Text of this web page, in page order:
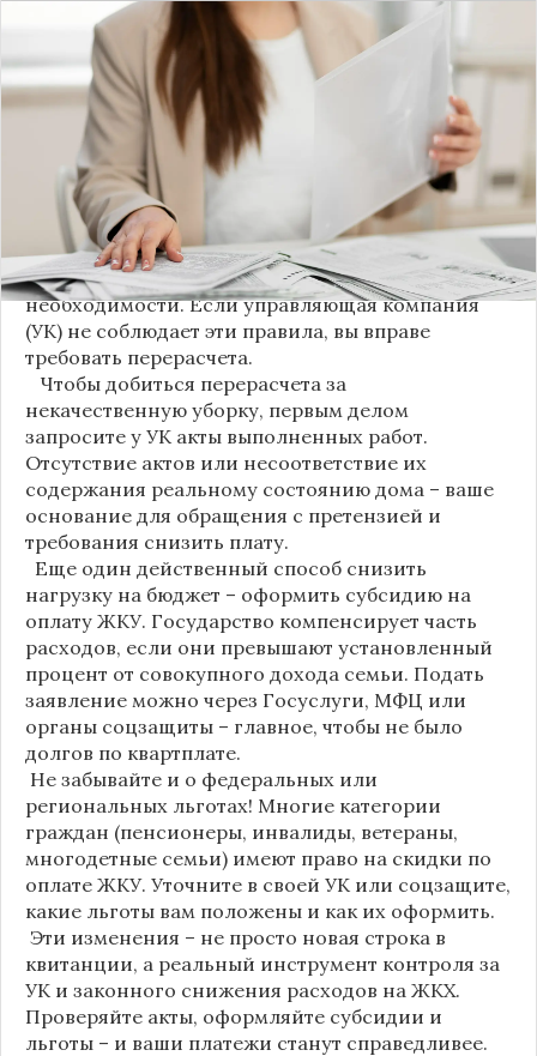
С 1 августа в квитанциях за жилищно-
коммунальные услуги введено важное
новшество. Как поясняет автор канала "ВЗО
ProДеньги", теперь уборка мест общего
пользования (МОП) выделена в отдельную
строку. Это дает жильцам четкое понимание, за
что именно они платят.
Новые нормы строго регламентируют частоту
уборки: мытье полов и лестниц должно
проводиться несколько раз в неделю, удаление
пыли – еженедельно, а уборка снега – по мере
необходимости. Если управляющая компания
(УК) не соблюдает эти правила, вы вправе
требовать перерасчета.
Чтобы добиться перерасчета за
некачественную уборку, первым делом
запросите у УК акты выполненных работ.
Отсутствие актов или несоответствие их
содержания реальному состоянию дома – ваше
основание для обращения с претензией и
требования снизить плату.
Еще один действенный способ снизить
нагрузку на бюджет – оформить субсидию на
оплату ЖКУ. Государство компенсирует часть
расходов, если они превышают установленный
процент от совокупного дохода семьи. Подать
заявление можно через Госуслуги, МФЦ или
органы соцзащиты – главное, чтобы не было
долгов по квартплате.
Не забывайте и о федеральных или
региональных льготах! Многие категории
граждан (пенсионеры, инвалиды, ветераны,
многодетные семьи) имеют право на скидки по
оплате ЖКУ. Уточните в своей УК или соцзащите,
какие льготы вам положены и как их оформить.
Эти изменения – не просто новая строка в
квитанции, а реальный инструмент контроля за
УК и законного снижения расходов на ЖКХ.
Проверяйте акты, оформляйте субсидии и
льготы – и ваши платежи станут справедливее.